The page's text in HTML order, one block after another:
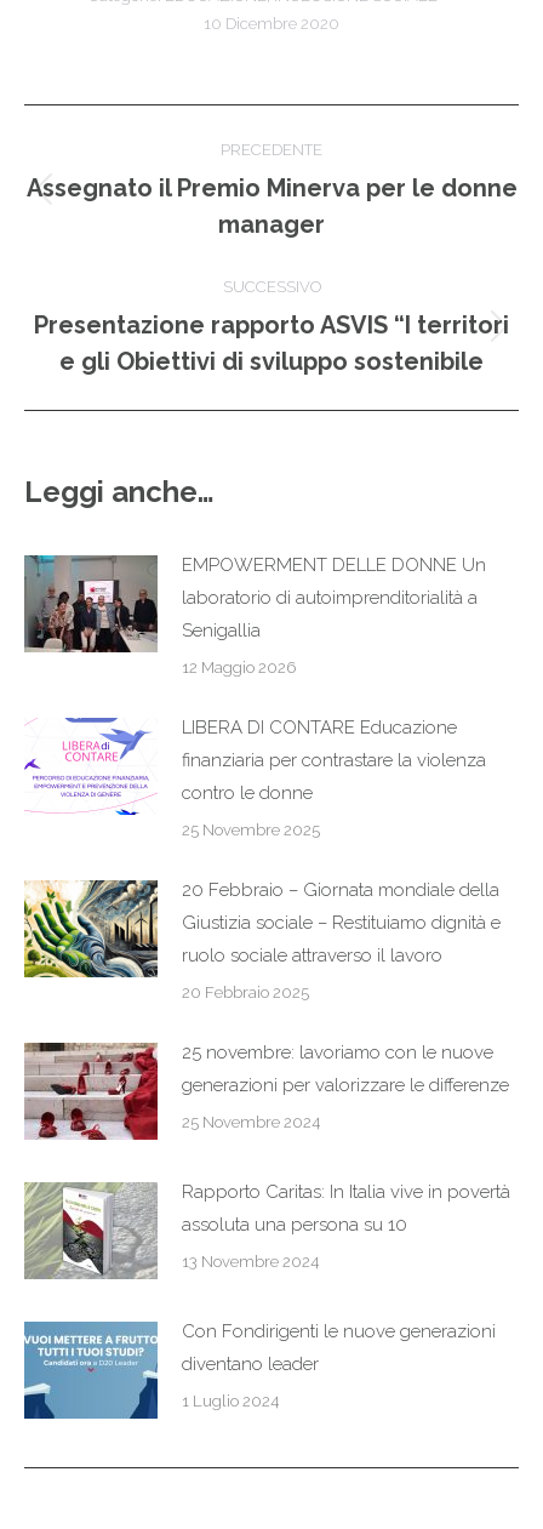
10 Dicembre 2020
tra
PRECEDENTE
precedente:
Assegnato il Premio Minerva per le donne
manager
SUCCESSIVO
post:
Presentazione rapporto ASVIS “I territori
e gli Obiettivi di sviluppo sostenibile
Leggi anche…
EMPOWERMENT DELLE DONNE Un
laboratorio di autoimprenditorialità a
Senigallia
12 Maggio 2026
LIBERA DI CONTARE Educazione
finanziaria per contrastare la violenza
contro le donne
25 Novembre 2025
20 Febbraio – Giornata mondiale della
Giustizia sociale – Restituiamo dignità e
ruolo sociale attraverso il lavoro
20 Febbraio 2025
25 novembre: lavoriamo con le nuove
generazioni per valorizzare le differenze
25 Novembre 2024
Rapporto Caritas: In Italia vive in povertà
assoluta una persona su 10
13 Novembre 2024
Con Fondirigenti le nuove generazioni
diventano leader
1 Luglio 2024